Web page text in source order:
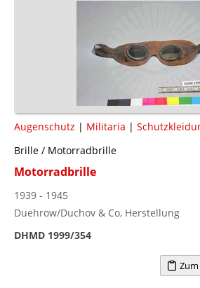
Augenschutz | Militaria |
Brille / Motorradbrille
Motorradbrille
1939 - 1945
Duehrow/Duchov & Co, Herstellung
DHMD 1999/354